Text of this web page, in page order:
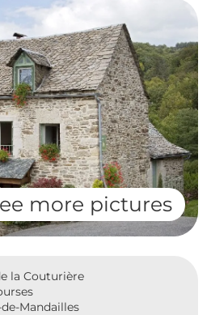
more pictures
la Couturière
Mandailles